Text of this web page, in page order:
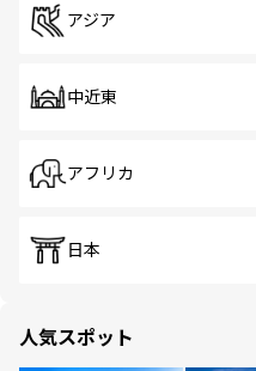
アジア
中近東
アフリカ
日本
人気スポット